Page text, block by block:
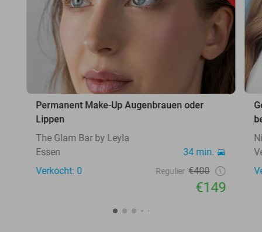
Permanent Make-Up Augenbrauen oder
Lippen
The Glam Bar by Leyla
Essen
34 min.
Verkocht: 0
Regulier €400
€149